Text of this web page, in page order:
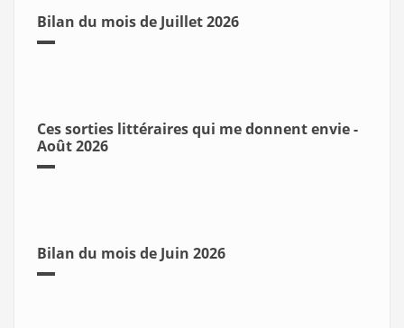
Bilan du mois de Juillet 2026
Ces sorties littéraires qui me donnent envie -
Août 2026
Bilan du mois de Juin 2026